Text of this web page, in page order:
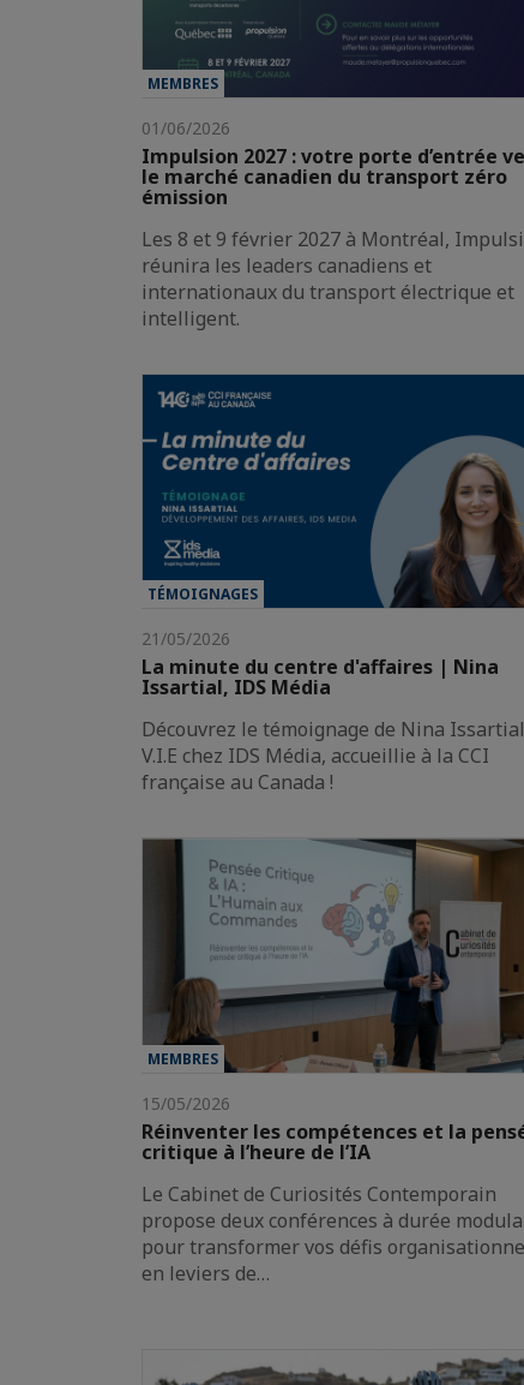
MEMBRES
01/06/2026
Impulsion 2027 : votre porte d’entrée
le marché canadien du transport zéro
émission
Les 8 et 9 février 2027 à Montréal,
réunira les leaders canadiens et
internationaux du transport électrique et
intelligent.
TÉMOIGNAGES
21/05/2026
La minute du centre d'affaires | Nina
Issartial, IDS Média
Découvrez le témoignage de Nina
V.I.E chez IDS Média, accueillie à la CCI
française au Canada !
MEMBRES
15/05/2026
Réinventer les compétences et la
critique à l’heure de l’IA
Le Cabinet de Curiosités Contemporain
propose deux conférences à durée
pour transformer vos défis
en leviers de…